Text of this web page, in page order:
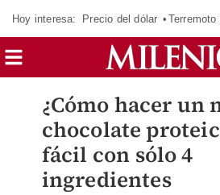
Hoy interesa: Precio del dólar
¿Cómo hacer un
chocolate
fácil con sólo 4
ingredientes